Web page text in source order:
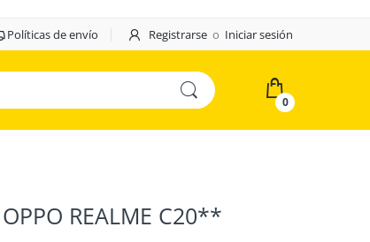
Políticas de envío Registrarse o Iniciar sesión
0
REALME C20**